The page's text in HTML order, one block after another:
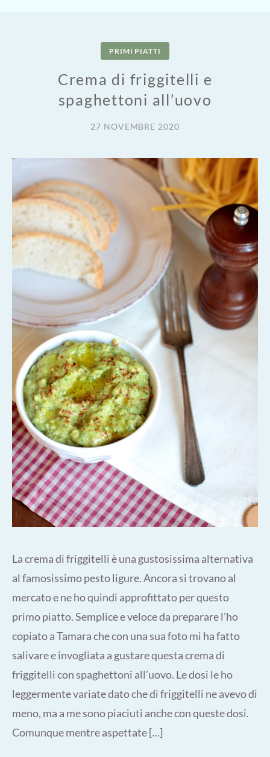
PRIMI PIATTI
Crema di friggitelli e
spaghettoni all’uovo
27 NOVEMBRE 2020
La crema di friggitelli è una gustosissima alternativa
al famosissimo pesto ligure. Ancora si trovano al
mercato e ne ho quindi approfittato per questo
primo piatto. Semplice e veloce da preparare l’ho
copiato a Tamara che con una sua foto mi ha fatto
salivare e invogliata a gustare questa crema di
friggitelli con spaghettoni all’uovo. Le dosi le ho
leggermente variate dato che di friggitelli ne avevo di
meno, ma a me sono piaciuti anche con queste dosi.
Comunque mentre aspettate […]